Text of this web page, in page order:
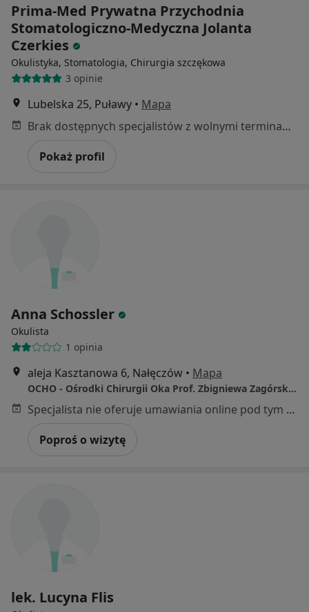
Prima-Med Prywatna Przychodnia
Stomatologiczno-Medyczna Jolanta
Czerkies
Okulistyka, Stomatologia, Chirurgia szczękowa
3 opinie
Lubelska 25, Puławy • Mapa
Brak dostępnych specjalistów z wolnymi terminami w tym centrum medycznym.
Pokaż profil
Anna Schossler
Okulista
1 opinia
aleja Kasztanowa 6, Nałęczów • Mapa
OCHO - Ośrodki Chirurgii Oka Prof. Zbigniewa Zagórskiego
Specjalista nie oferuje umawiania online pod tym adresem.
Poproś o wizytę
lek. Lucyna Flis